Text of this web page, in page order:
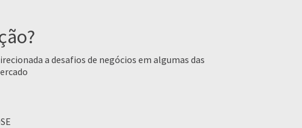
a desafios de negócios em algumas das